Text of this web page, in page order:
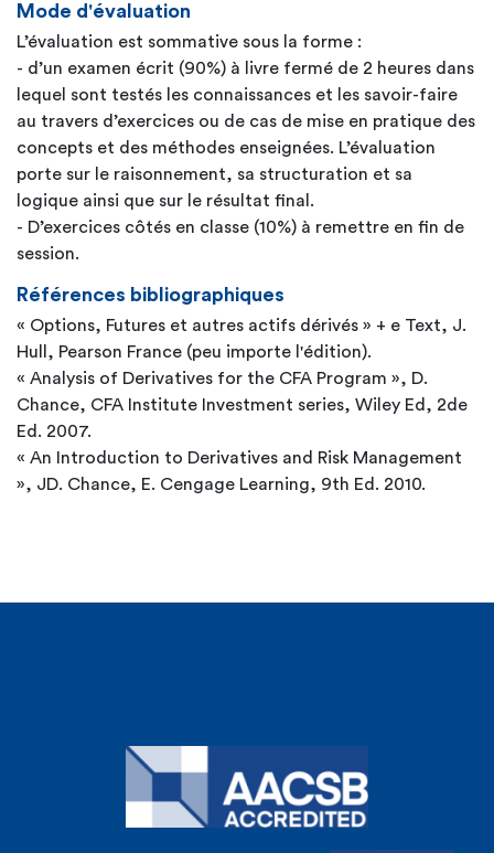
Mode d'évaluation
L’évaluation est sommative sous la forme :
- d’un examen écrit (90%) à livre fermé de 2 heures dans
lequel sont testés les connaissances et les savoir-faire
au travers d’exercices ou de cas de mise en pratique des
concepts et des méthodes enseignées. L’évaluation
porte sur le raisonnement, sa structuration et sa
logique ainsi que sur le résultat final.
- D’exercices côtés en classe (10%) à remettre en fin de
session.
Références bibliographiques
« Options, Futures et autres actifs dérivés » + e Text, J.
Hull, Pearson France (peu importe l'édition).
« Analysis of Derivatives for the CFA Program », D.
Chance, CFA Institute Investment series, Wiley Ed, 2de
Ed. 2007.
« An Introduction to Derivatives and Risk Management
», JD. Chance, E. Cengage Learning, 9th Ed. 2010.